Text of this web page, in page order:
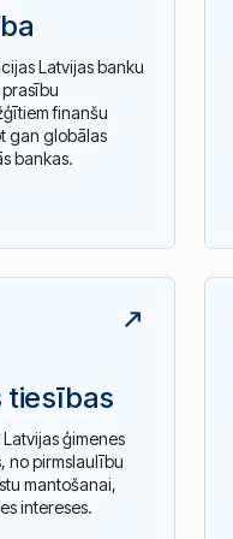
Latvijas banku
finanšu
gan globālas
bankas.
tiesības
ģimenes
no pirmslaulību
mantošanai,
intereses.